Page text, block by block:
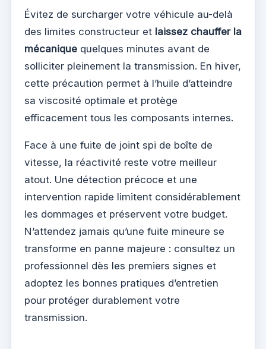
Évitez de surcharger votre véhicule au-delà
des limites constructeur et laissez chauffer la
mécanique quelques minutes avant de
solliciter pleinement la transmission. En hiver,
cette précaution permet à l’huile d’atteindre
sa viscosité optimale et protège
efficacement tous les composants internes.
Face à une fuite de joint spi de boîte de
vitesse, la réactivité reste votre meilleur
atout. Une détection précoce et une
intervention rapide limitent considérablement
les dommages et préservent votre budget.
N’attendez jamais qu’une fuite mineure se
transforme en panne majeure : consultez un
professionnel dès les premiers signes et
adoptez les bonnes pratiques d’entretien
pour protéger durablement votre
transmission.